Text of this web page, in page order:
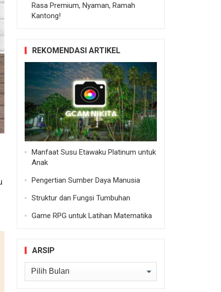
Rasa Premium, Nyaman, Ramah
Kantong!
REKOMENDASI ARTIKEL
Manfaat Susu Etawaku Platinum untuk
Anak
Pengertian Sumber Daya Manusia
Struktur dan Fungsi Tumbuhan
Game RPG untuk Latihan Matematika
ARSIP
Arsip